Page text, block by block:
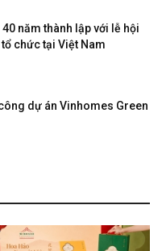
40 năm thành lập với lễ hội
chức tại Việt Nam
dự án Vinhomes Green